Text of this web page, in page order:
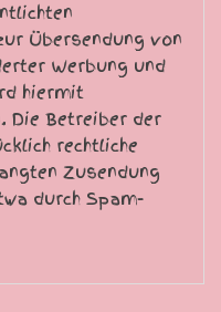
Übersendung von
Werbung und
hiermit
Die Betreiber der
rechtliche
Zusendung
durch Spam-